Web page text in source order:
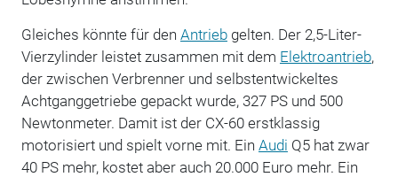
Gleiches könnte für den Antriebgelten. Der 2,5-Liter-
Vierzylinder leistet zusammen mit dem Elektroantrieb,
der zwischen Verbrenner und selbstentwickeltes
Achtganggetriebe gepackt wurde, 327 PS und 500
Newtonmeter. Damit ist der CX-60 erstklassig
motorisiert und spielt vorne mit. Ein Audi Q5 hat zwar
40 PS mehr, kostet aber auch 20.000 Euro mehr. Ein